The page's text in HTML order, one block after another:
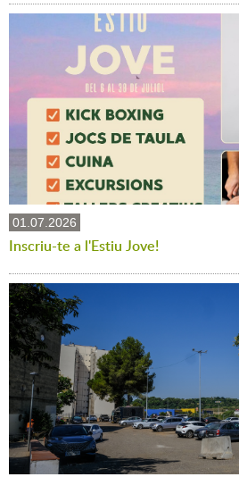
01.07.2026
Inscriu-te a l'Estiu Jove!